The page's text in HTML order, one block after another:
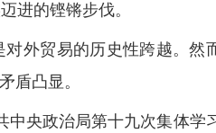
进的铿锵步伐。
外贸易的历史性跨越。
盾凸显。
央政治局第十九次集体